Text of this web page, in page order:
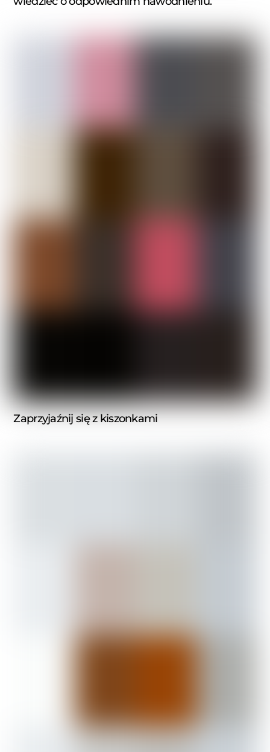
Zaprzyjaźnij się z kiszonkami